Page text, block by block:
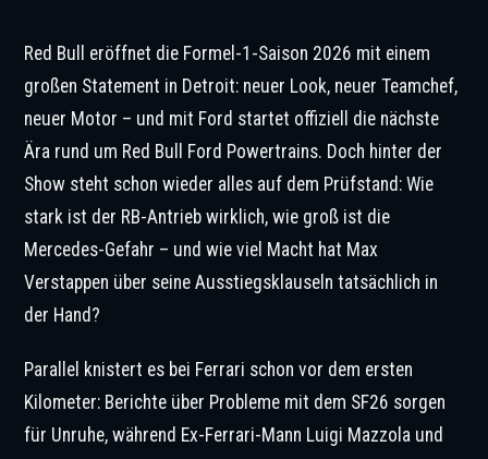
Red Bull eröffnet die Formel-1-Saison 2026 mit einem
großen Statement in Detroit: neuer Look, neuer Teamchef,
neuer Motor – und mit Ford startet offiziell die nächste
Ära rund um Red Bull Ford Powertrains. Doch hinter der
Show steht schon wieder alles auf dem Prüfstand: Wie
stark ist der RB-Antrieb wirklich, wie groß ist die
Mercedes-Gefahr – und wie viel Macht hat Max
Verstappen über seine Ausstiegsklauseln tatsächlich in
der Hand?
Parallel knistert es bei Ferrari schon vor dem ersten
Kilometer: Berichte über Probleme mit dem SF26 sorgen
für Unruhe, während Ex-Ferrari-Mann Luigi Mazzola und